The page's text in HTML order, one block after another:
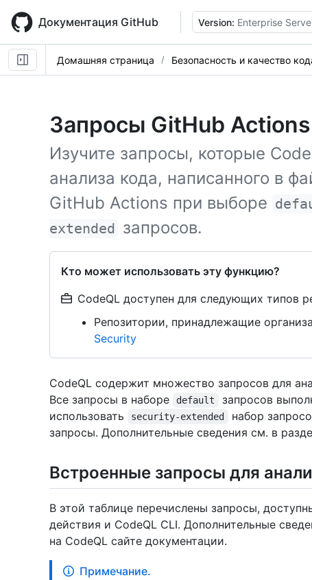
main
content
Документация GitHub Version: Enterprise
Домашняя страница Безопасность и качество
Запросы GitHub
Изучите запросы, которые
анализа кода, написанного в
GitHub Actions при выборе
extended запросов.
Кто может использовать эту функцию?
CodeQL доступен для следующих типов
Репозитории, принадлежащие
Security
CodeQL содержит множество запросов для
Все запросы в наборе
default
запросов
использовать
security-extended
набор
запросы. Дополнительные сведения см. в
Встроенные запросы для
В этой таблице перечислены запросы,
действия и CodeQL CLI. Дополнительные
на CodeQL сайте документации.
Примечание.